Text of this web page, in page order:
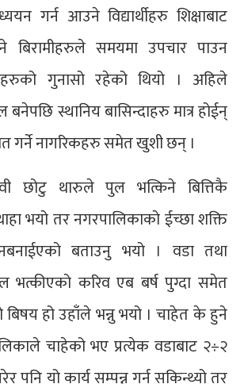
गर्न आउने विद्यार्थीहरु शिक्षाबाट
बिरामीहरुले समयमा उपचार पाउन
गुनासो रहेको थियो । अहिले
स्थानिय बासिन्दाहरु मात्र होईन्
गर्ने नागरिकहरु समेत खुशी छन् ।
छोटु थारुले पुल भत्किने बित्तिकै
भयो तर नगरपालिकाको ईच्छा शक्ति
बताउनु भयो । वडा तथा
भत्कीएको करिव एब बर्ष पुग्दा समेत
बिषय हो उहाँले भन्नु भयो । चाहेत के हुने
चाहेको भए प्रत्येक वडाबाट २÷२
पनि यो कार्य सम्पन्न गर्न सकिन्थ्यो तर